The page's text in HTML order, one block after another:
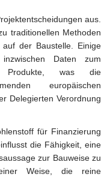
aus.
traditionellen Methoden
auf der Baustelle. Einige
Daten zum
Produkte, was die
europäischen
Delegierten Verordnung
für Finanzierung
die Fähigkeit, eine
zur Bauweise zu
Weise, die reine